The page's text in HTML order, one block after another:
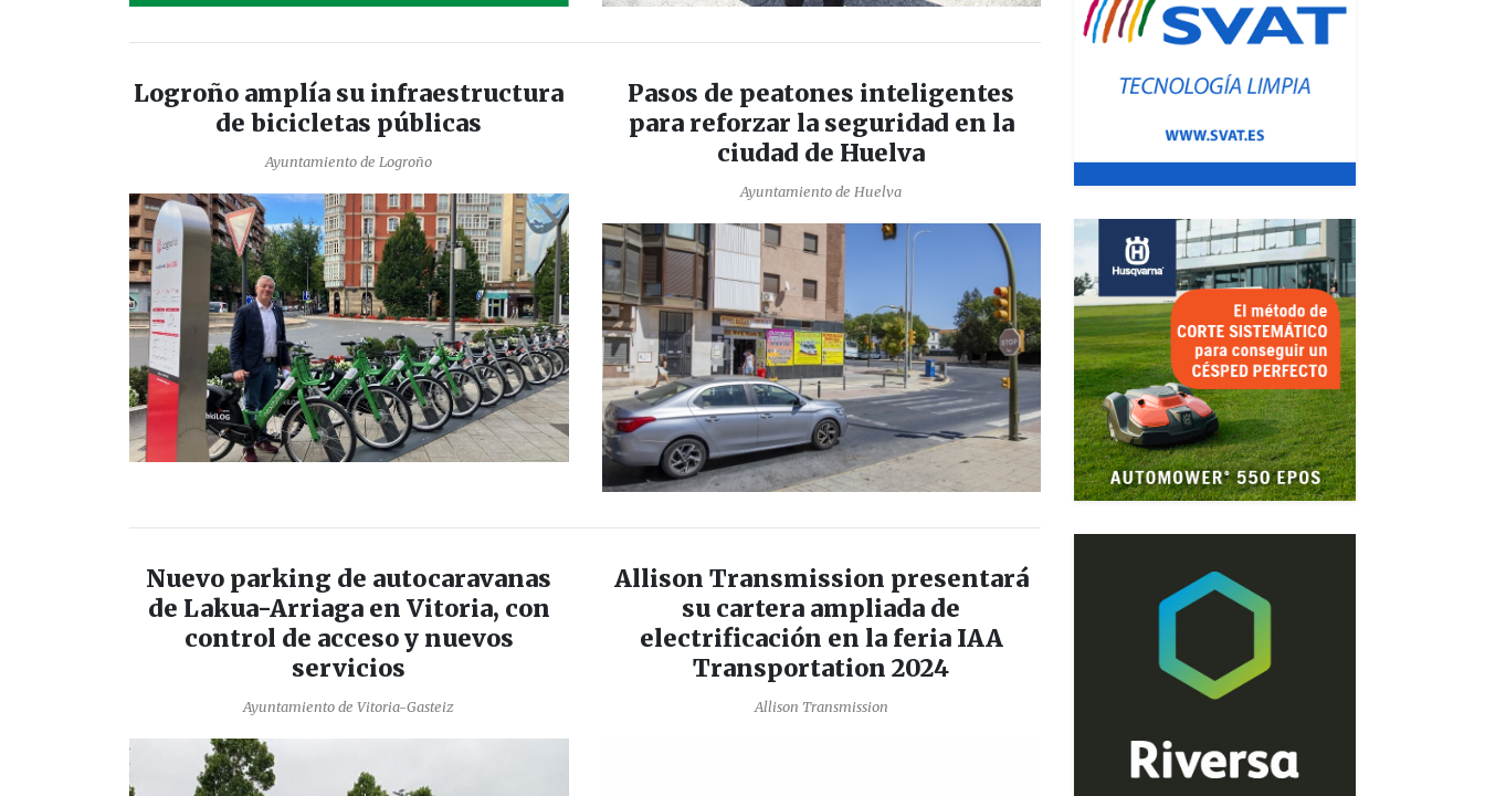
Logroño amplía su infraestructura
de bicicletas públicas
Ayuntamiento de Logroño
Pasos de peatones inteligentes
para reforzar la seguridad en la
ciudad de Huelva
Ayuntamiento de Huelva
Nuevo parking de autocaravanas
de Lakua-Arriaga en Vitoria, con
control de acceso y nuevos
servicios
Ayuntamiento de Vitoria-Gasteiz
Allison Transmission presentará
su cartera ampliada de
electrificación en la feria IAA
Transportation 2024
Allison Transmission